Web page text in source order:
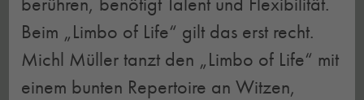
Beim „Limbo of Life“ gilt das erst recht.
Michl Müller tanzt den „Limbo of Life“ mit
einem bunten Repertoire an Witzen,